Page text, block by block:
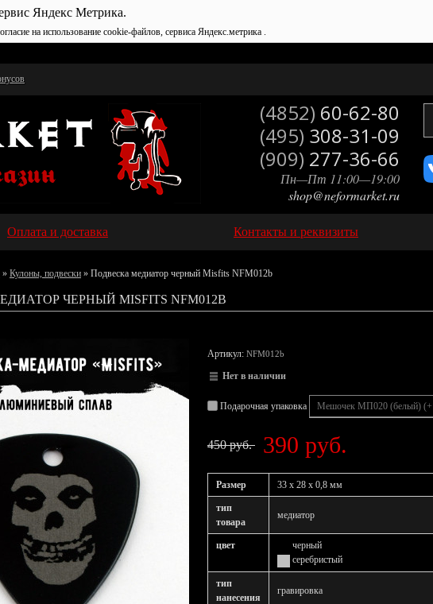
Яндекс Метрика.
на использование cookie-файлов, сервиса Яндекс.метрика .
(4852) 60-62-80
(495) 308-31-09
(909) 277-36-66
Пн—Пт 11:00—19:00
shop@neformarket.ru
Оплата и доставка Контакты и реквизиты
» Кулоны, подвески » Подвеска медиатор черный Misfits NFM012b
ЧЕРНЫЙ MISFITS NFM012B
Артикул: NFM012b
Нет в наличии
Подарочная упаковка
450 руб. 390 руб.
Размер 33 х 28 х 0,8 мм
тип
товара
медиатор
цвет
черный
серебристый
тип
нанесения
гравировка